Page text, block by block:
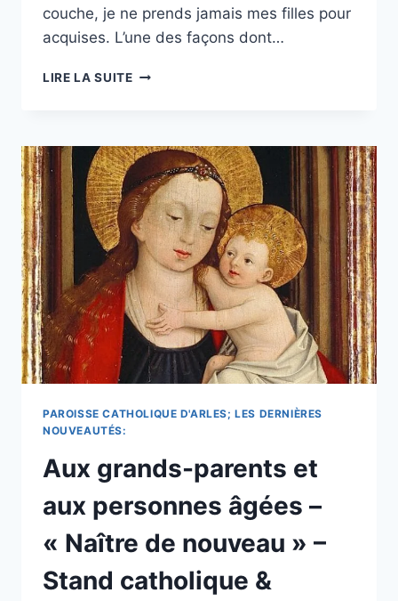
couche, je ne prends jamais mes filles pour
acquises. L’une des façons dont…
LIRE LA SUITERENDRE
CHRIST
DANS
LE
DEUIL
ET
INVOCATION
MATINALE.
PAROISSE CATHOLIQUE D'ARLES; LES DERNIÈRES
NOUVEAUTÉS:
Aux grands-parents et
aux personnes âgées –
« Naître de nouveau » –
Stand catholique &